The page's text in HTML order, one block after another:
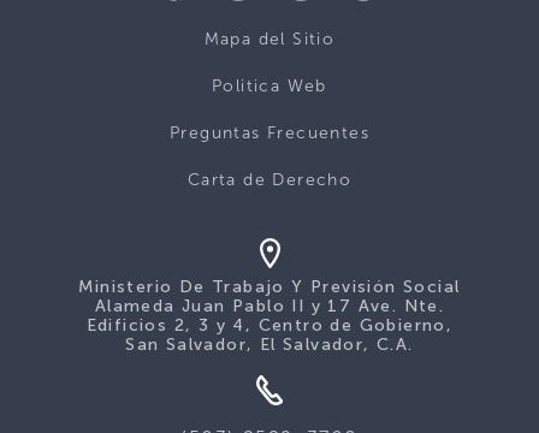
Mapa del Sitio
Politica Web
Preguntas Frecuentes
Carta de Derecho
Ministerio De Trabajo Y Previsión Social
Alameda Juan Pablo II y 17 Ave. Nte.
Edificios 2, 3 y 4, Centro de Gobierno,
San Salvador, El Salvador, C.A.